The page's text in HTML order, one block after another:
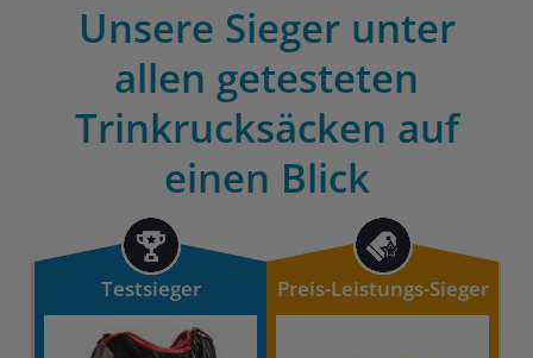
Unsere Sieger unter
allen getesteten
Trinkrucksäcken auf
einen Blick
Testsieger Preis-Leistungs-Sieger